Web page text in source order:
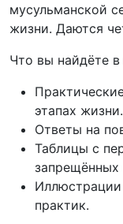
мусульманской
жизни. Даются
Что вы найдёте в
этапах жизни.
Ответы на
Таблицы с
запрещённых
практик.